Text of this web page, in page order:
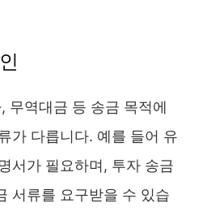
무역대금 등 송금 목적에
가 다릅니다. 예를 들어 유
서가 필요하며, 투자 송금
서류를 요구받을 수 있습